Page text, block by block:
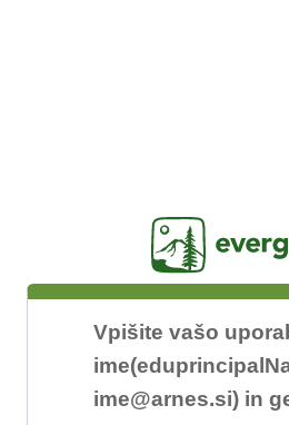
Vpišite vašo
ime@arnes.si) in